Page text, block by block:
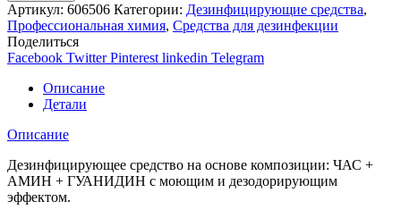
Артикул: 606506 Категории: Дезинфицирующие средства,
Профессиональная химия, Средства для дезинфекции
Поделиться
Facebook Twitter Pinterest linkedin Telegram
Описание
Детали
Описание
Дезинфицирующее средство на основе композиции: ЧАС +
АМИН + ГУАНИДИН с моющим и дезодорирующим
эффектом.